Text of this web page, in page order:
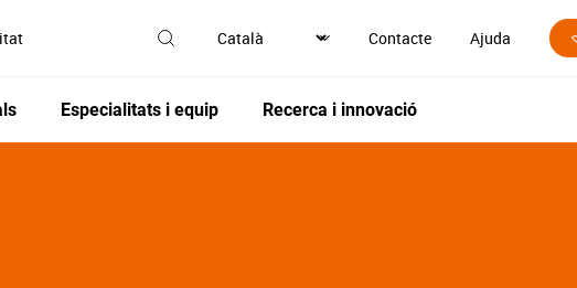
Contacte Ajuda
Especialitats i equip Recerca i innovació